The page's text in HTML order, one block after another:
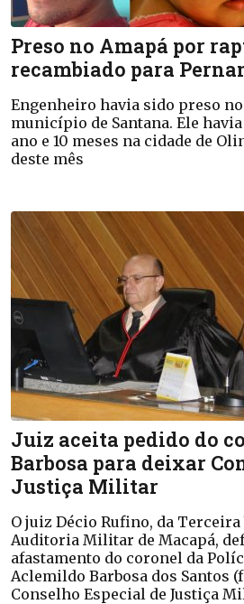
Preso no Amapá por
recambiado para
Engenheiro havia sido preso no
município de Santana. Ele
ano e 10 meses na cidade de
deste mês
Juiz aceita pedido do
Barbosa para deixar
Justiça Militar
O juiz Décio Rufino, da
Auditoria Militar de Macapá,
afastamento do coronel da
Aclemildo Barbosa dos Santos
Conselho Especial de Justiça